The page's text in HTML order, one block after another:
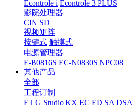
Econtrole i Econtrole 3 PLUS
影院处理器
CIN SD
视频矩阵
按键式 触摸式
电源管理器
E-B0816S EC-N0830S NPC08
其他产品
全部
工程订制
ET G Studio KX EC ED SA DSA